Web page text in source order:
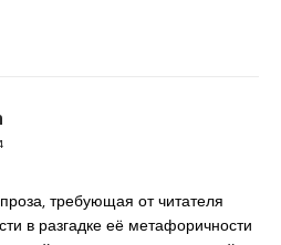
требующая от читателя
в разгадке её метафоричности